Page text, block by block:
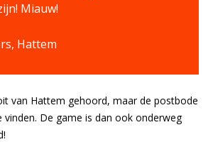
Miauw!
Hattem
van Hattem gehoord, maar de postbode
De game is dan ook onderweg